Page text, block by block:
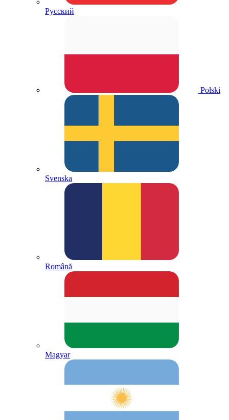
Русский
Polski
Svenska
Română
Magyar